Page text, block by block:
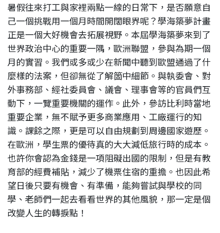
暑假往來打工與家裡兩點一線的日常下，是否願意自
己一個挑戰用一個月時間開闊眼界呢？學海築夢計畫
正是一個大好機會去拓展視野。本屆學海築夢來到了
世界政治中心的重要一隅，歐洲聯盟，參與為期一個
月的實習。我們或多或少在新聞中聽到歐盟通過了什
麼樣的法案，但卻無從了解箇中細節。與執委會、對
外事務部、經社委員會、議會、理事會等的官員們互
動下，一覽重要機關的運作。此外，參訪比利時當地
重要企業，無不賦予更多商業應用、工廠運行的知
識。課餘之際，更是可以自由規劃到周邊國家遊歷。
在歐洲，學生票的優待真的大大減低旅行時的成本。
也許你會認為金錢是一項阻礙出國的限制，但是有教
育部的經費補貼，減少了機票住宿的重擔。也因此希
望日後只要有機會、有準備，能夠嘗試與學校的同
學、老師們一起去看看世界的其他風貌，那一定是個
改變人生的轉捩點！